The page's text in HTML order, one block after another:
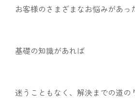
お客様のさまざまなお悩みがあっ
基礎の知識があれば
迷うこともなく、解決までの道の